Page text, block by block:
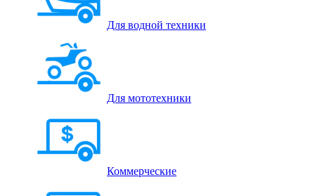
Для водной техники
Для мототехники
Коммерческие